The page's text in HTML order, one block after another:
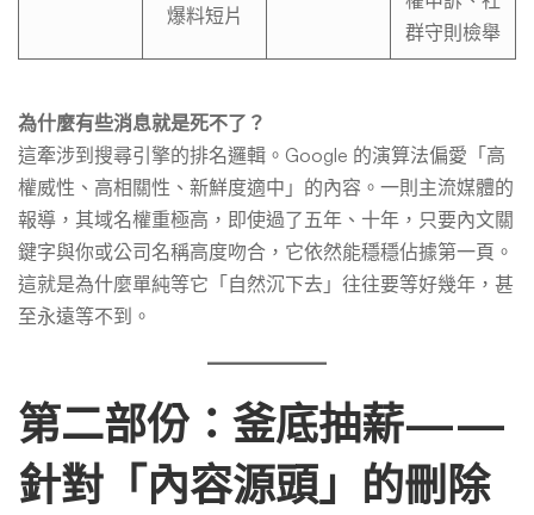
爆料短片
群守則檢舉
為什麼有些消息就是死不了？
這牽涉到搜尋引擎的排名邏輯。Google 的演算法偏愛「高
權威性、高相關性、新鮮度適中」的內容。一則主流媒體的
報導，其域名權重極高，即使過了五年、十年，只要內文關
鍵字與你或公司名稱高度吻合，它依然能穩穩佔據第一頁。
這就是為什麼單純等它「自然沉下去」往往要等好幾年，甚
至永遠等不到。
第二部份：釜底抽薪——
針對「內容源頭」的刪除